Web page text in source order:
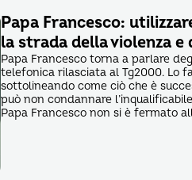
Papa Francesco:
la strada della violenza e
Papa Francesco torna a parlare
telefonica rilasciata al Tg2000. Lo
sottolineando come ciò che è
può non condannare
Papa Francesco non si è fermato